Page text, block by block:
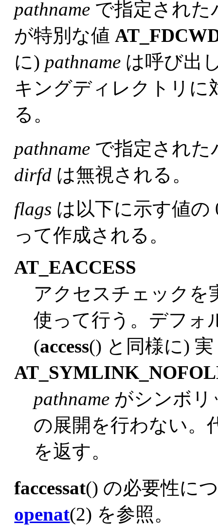
pathname で指定され
が特別な値
に) pathname は呼び出
キングディレクトリに
る。
pathname で指定された
dirfd は無視される。
flags は以下に示す値の
って作成される。
AT_EACCESS
アクセスチェックを
使って行う。デフォ
(access() と同様に)
pathname がシンボ
の展開を行わない。
を返す。
faccessat() の必要性に
openat(2) を参照。